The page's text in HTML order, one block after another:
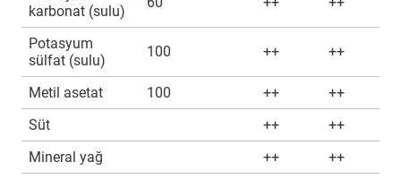
karbonat (sulu)
Potasyum
sülfat (sulu)
100 ++ ++
Metil asetat 100 ++
++
Süt
++
++
Mineral yağ
++
++